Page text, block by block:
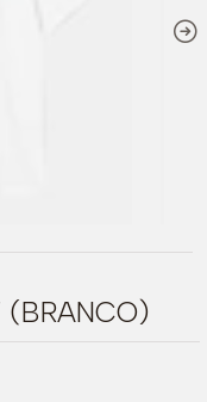
(BRANCO)